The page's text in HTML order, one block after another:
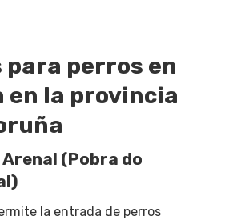
para perros en
en la provincia
Arenal (Pobra do
la entrada de perros